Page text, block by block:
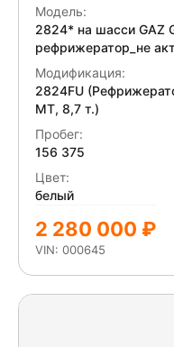
Модель:
2824* на шасси GAZ
рефрижератор_не
Модификация:
2824FU
МТ, 8,7 т.)
Пробег:
156 375
Цвет:
белый
2 280 000 ₽
VIN: 000645